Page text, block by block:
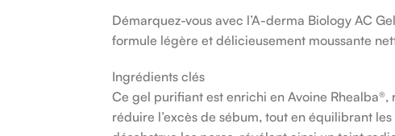
Démarquez-vous avec l’A-derma Biology AC
formule légère et délicieusement moussante
Ingrédients clés
Ce gel purifiant est enrichi en Avoine
réduire l’excès de sébum, tout en équilibrant